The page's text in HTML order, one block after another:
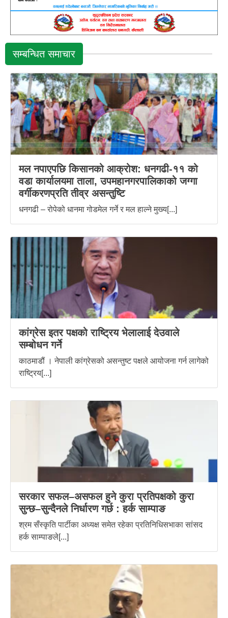
सम्बन्धित समाचार
मल नपाएपछि किसानको आक्रोश: धनगढी-११ को
वडा कार्यालयमा ताला, उपमहानगरपालिकाको जग्गा
वर्गीकरणप्रति तीव्र असन्तुष्टि
धनगढी – रोपेको धानमा गोडमेल गर्ने र मल हाल्ने मुख्य[...]
कांग्रेस इतर पक्षको राष्ट्रिय भेलालाई देउवाले
सम्बोधन गर्ने
काठमाडौं । नेपाली कांग्रेसको असन्तुष्ट पक्षले आयोजना गर्न लागेको
राष्ट्रिय[...]
सरकार सफल–असफल हुने कुरा प्रतिपक्षको कुरा
सुन्छ–सुन्दैनले निर्धारण गर्छ : हर्क साम्पाङ
श्रम सँस्कृति पार्टीका अध्यक्ष समेत रहेका प्रतिनिधिसभाका सांसद
हर्क साम्पाङले[...]